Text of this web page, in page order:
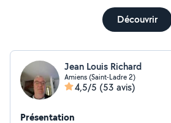
Découvrir
Jean Louis Richard
Amiens (Saint-Ladre 2)
4,5/5 (53 avis)
Présentation